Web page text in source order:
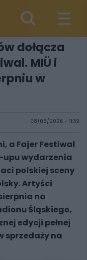
dołącza
MIÜ i
w
08/06/2026 - 11:39
a Fajer Festiwal
upu wydarzenia
polskiej sceny
Artyści
na
Śląskiego,
edycji pełnej
sprzedaży na